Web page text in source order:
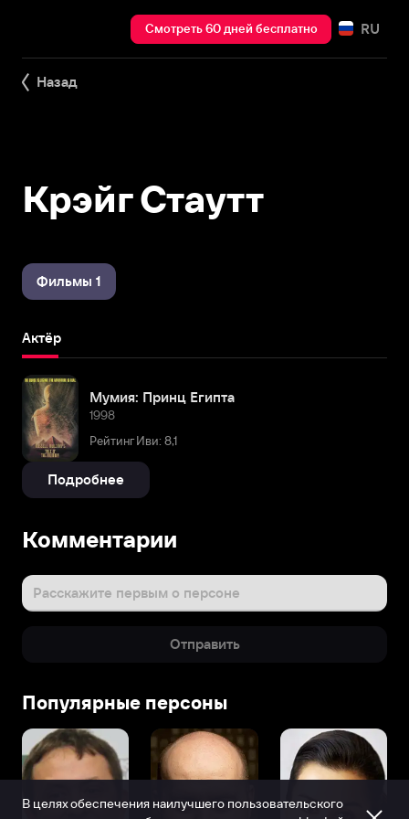
Смотреть 60 дней бесплатно RU
Назад
Крэйг Стаутт
Фильмы 1
Актёр
Мумия: Принц Египта
1998
Рейтинг Иви: 8,1
Подробнее
Комментарии
Расскажите первым о персоне
Отправить
Популярные персоны
В целях обеспечения наилучшего пользовательского